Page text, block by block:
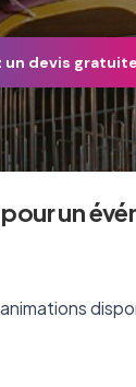
un devis
un